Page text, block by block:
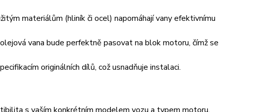
materiálům (hliník či ocel) napomáhají vany efektivnímu
vana bude perfektně pasovat na blok motoru, čímž se
originálních dílů, což usnadňuje instalaci.